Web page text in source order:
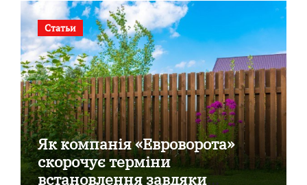
Статьи
Як компанія «Евроворота»
скорочує терміни
встановлення завдяки